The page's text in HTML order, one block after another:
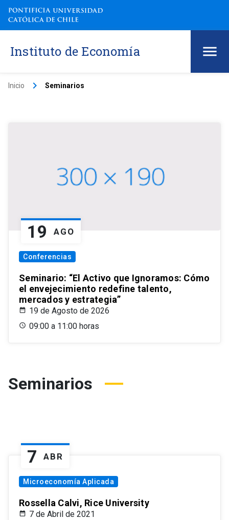
Instituto de Economía
Inicio keyboard_arrow_right Seminarios
19 AGO
Conferencias
Seminario: “El Activo que Ignoramos: Cómo
el envejecimiento redefine talento,
mercados y estrategia”
19 de Agosto de 2026
09:00 a 11:00 horas
Seminarios
7 ABR
Microeconomía Aplicada
Rossella Calvi, Rice University
7 de Abril de 2021